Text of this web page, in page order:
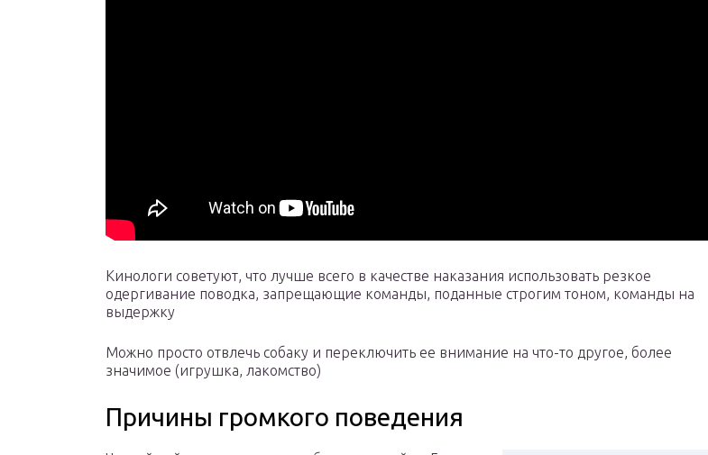
Кинологи советуют, что лучше всего в качестве наказания использовать резкое
одергивание поводка, запрещающие команды, поданные строгим тоном, команды на
выдержку
Можно просто отвлечь собаку и переключить ее внимание на что-то другое, более
значимое (игрушка, лакомство)
Причины громкого поведения